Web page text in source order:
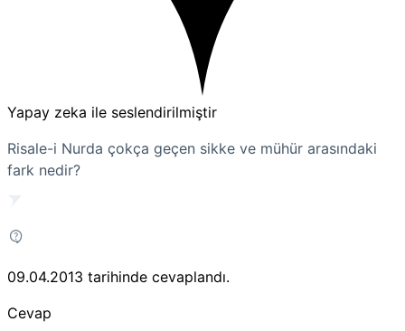
Yapay zeka ile seslendirilmiştir
Risale-i Nurda çokça geçen sikke ve mühür arasındaki
fark nedir?
09.04.2013 tarihinde cevaplandı.
Cevap